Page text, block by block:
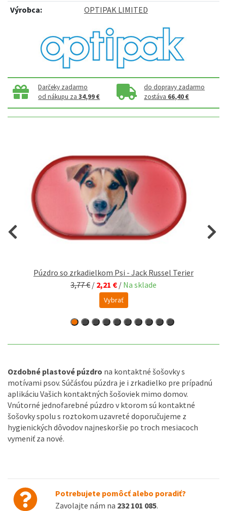
Výrobca: OPTIPAK LIMITED
Darčeky zadarmo
od nákupu za34,99 €
do dopravy zadarmo
zostáva 66,40 €
Púzdro so zrkadielkom Psi - Jack Russel Terier
3,77 € / 2,21 € / Na sklade
Vybrať
Ozdobné plastové púzdro na kontaktné šošovky s
motívami psov. Súčásťou púzdra je i zrkadielko pre prípadnú
aplikáciu Vašich kontaktných šošoviek mimo domov.
Vnútorné jednofarebné púzdro v ktorom sú kontaktné
šošovky spolu s roztokom uzavreté doporučujeme z
hygienických dôvodov najneskoršie po troch mesiacoch
vymeniť za nové.
Potrebujete pomôcť alebo poradiť?
Zavolajte nám na 232 101 085.